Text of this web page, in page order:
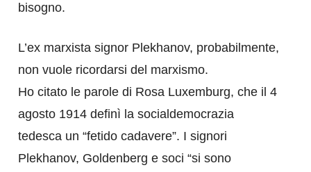
bisogno.
L’ex marxista signor Plekhanov, probabilmente,
non vuole ricordarsi del marxismo.
Ho citato le parole di Rosa Luxemburg, che il 4
agosto 1914 definì la socialdemocrazia
tedesca un “fetido cadavere”. I signori
Plekhanov, Goldenberg e soci “si sono